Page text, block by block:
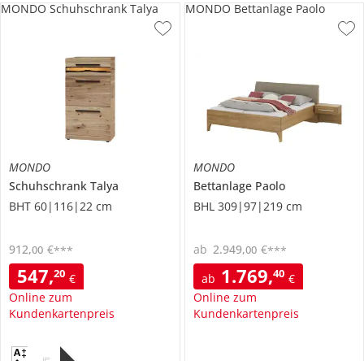
MONDO
Schuhschrank Talya
BHT 60|116|22 cm
547,20 €
Online zum
Kundenkartenpreis
912,00 €***
MONDO Schuhschrank Talya
MONDO
Bettanlage Paolo
BHL 309|97|219 cm
ab 1.769,40 €
Online zum
Kundenkartenpreis
ab 2.949,00 €***
MONDO Bettanlage Paolo